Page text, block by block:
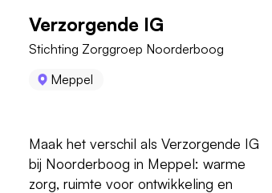
Verzorgende IG
Stichting Zorggroep Noorderboog
Meppel
Maak het verschil als Verzorgende IG
bij Noorderboog in Meppel: warme
zorg, ruimte voor ontwikkeling en